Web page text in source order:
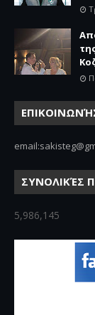
ΣΥΝΟΛΙΚΈΣ
5,986,145